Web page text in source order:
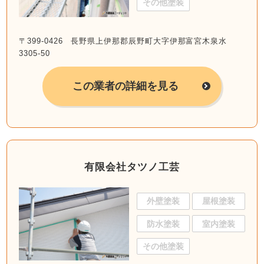
その他塗装
〒399-0426 長野県上伊那郡辰野町大字伊那富宮木泉水
3305-50
この業者の詳細を見る
有限会社タツノ工芸
外壁塗装 屋根塗装
防水塗装 室内塗装
その他塗装